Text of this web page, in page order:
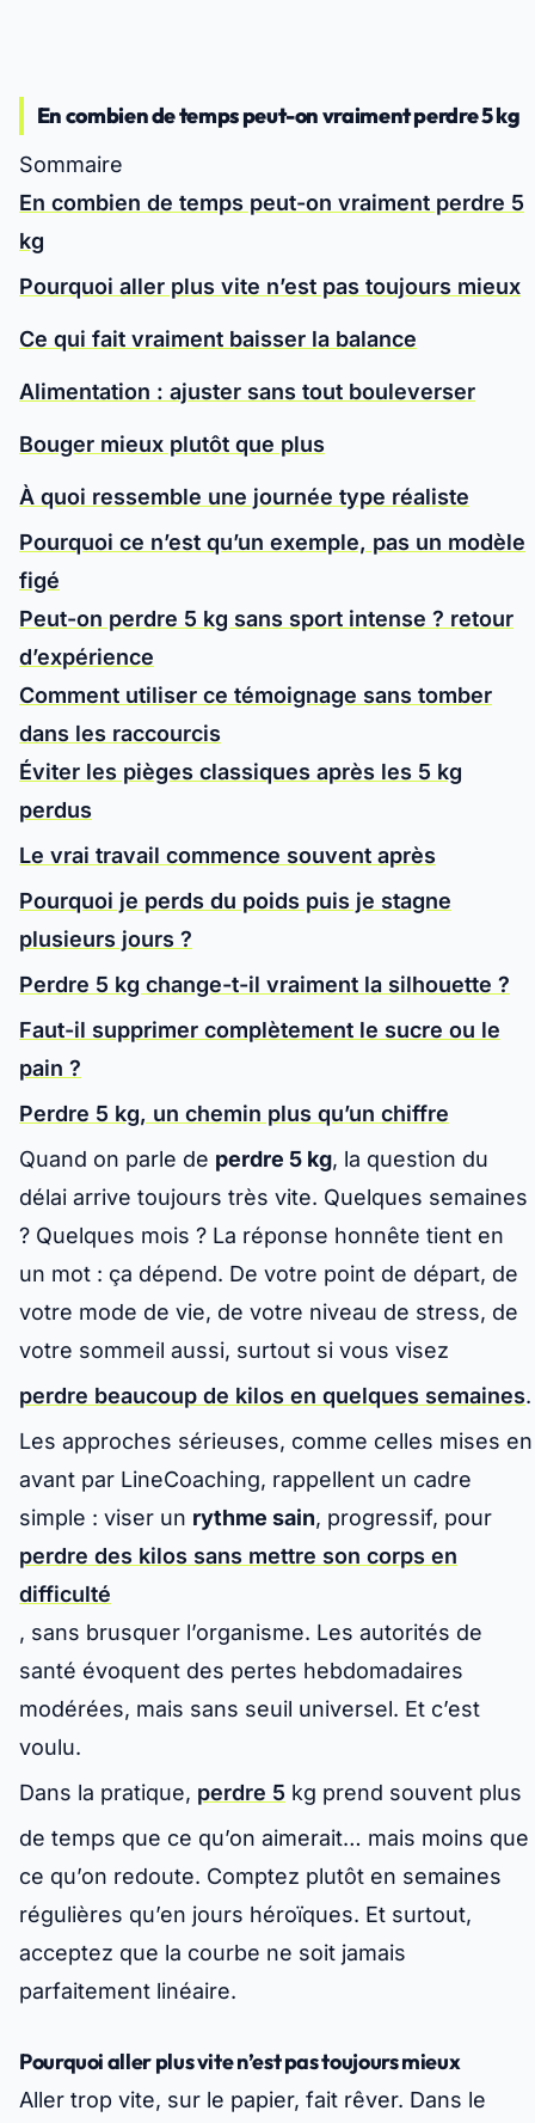
En combien de temps peut-on vraiment perdre 5 kg
Sommaire
En combien de temps peut-on vraiment perdre 5
kg
Pourquoi aller plus vite n’est pas toujours mieux
Ce qui fait vraiment baisser la balance
Alimentation : ajuster sans tout bouleverser
Bouger mieux plutôt que plus
À quoi ressemble une journée type réaliste
Pourquoi ce n’est qu’un exemple, pas un modèle
figé
Peut-on perdre 5 kg sans sport intense ? retour
d’expérience
Comment utiliser ce témoignage sans tomber
dans les raccourcis
Éviter les pièges classiques après les 5 kg
perdus
Le vrai travail commence souvent après
Pourquoi je perds du poids puis je stagne
plusieurs jours ?
Perdre 5 kg change-t-il vraiment la silhouette ?
Faut-il supprimer complètement le sucre ou le
pain ?
Perdre 5 kg, un chemin plus qu’un chiffre
Quand on parle de perdre 5 kg, la question du
délai arrive toujours très vite. Quelques semaines
? Quelques mois ? La réponse honnête tient en
un mot : ça dépend. De votre point de départ, de
votre mode de vie, de votre niveau de stress, de
votre sommeil aussi, surtout si vous visez
perdre beaucoup de kilos en quelques semaines.
Les approches sérieuses, comme celles mises en
avant par LineCoaching, rappellent un cadre
simple : viser un rythme sain, progressif, pour
perdre des kilos sans mettre son corps en
difficulté
, sans brusquer l’organisme. Les autorités de
santé évoquent des pertes hebdomadaires
modérées, mais sans seuil universel. Et c’est
voulu.
Dans la pratique, perdre 5 kg prend souvent plus
de temps que ce qu’on aimerait… mais moins que
ce qu’on redoute. Comptez plutôt en semaines
régulières qu’en jours héroïques. Et surtout,
acceptez que la courbe ne soit jamais
parfaitement linéaire.
Pourquoi aller plus vite n’est pas toujours mieux
Aller trop vite, sur le papier, fait rêver. Dans le